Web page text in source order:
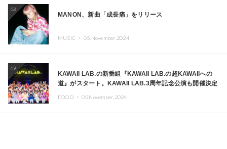
08
MANON、新曲「成長痛」をリリース
MUSIC ・ 05.November.2024
09
KAWAII LAB.の新番組『KAWAII LAB.の超KAWAIIへの
道』がスタート。KAWAII LAB.3周年記念公演も開催決定
FOOD ・ 05.November.2024